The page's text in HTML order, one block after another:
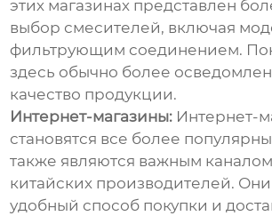
этих магазинах представлен
выбор смесителей, включая
фильтрующим соединением.
здесь обычно более
качество продукции.
Интернет-магазины: Интернет-
становятся все более
также являются важным
китайских производителей.
удобный способ покупки и